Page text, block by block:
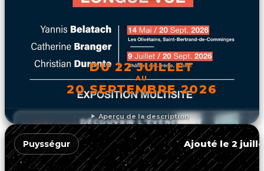
Aperçu de la description
DU 22 JUILLET
AU
20 SEPTEMBRE 2026
DÉCOUVRIR L'ÉVÉNEMENT
Puysségur Ajouté le 2